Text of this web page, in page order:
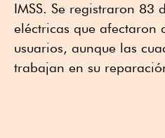
IMSS. Se registraron 83
eléctricas que afectaron
usuarios, aunque las
trabajan en su